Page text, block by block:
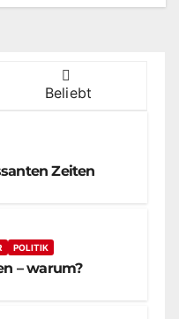
Beliebt
Zeiten
POLITIK
– warum?